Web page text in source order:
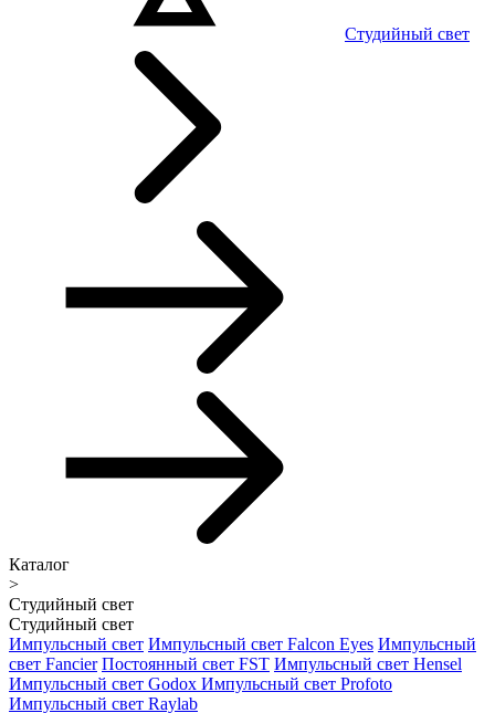
Студийный свет
Каталог
>
Студийный свет
Студийный свет
Импульсный свет Импульсный свет Falcon Eyes Импульсный
свет Fancier Постоянный свет FST Импульсный свет Hensel
Импульсный свет Godox Импульсный свет Profoto
Импульсный свет Raylab